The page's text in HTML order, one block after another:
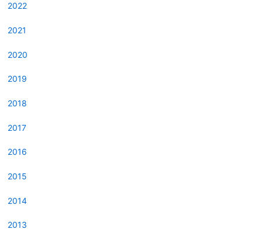
2022
2021
2020
2019
2018
2017
2016
2015
2014
2013